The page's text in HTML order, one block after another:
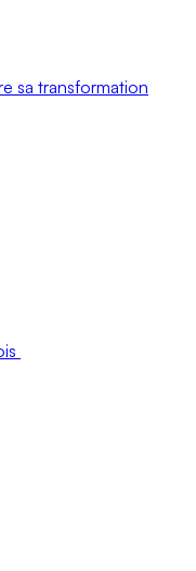
sa transformation